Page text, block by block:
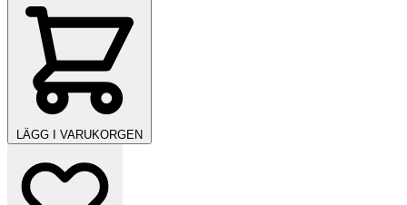
LÄGG I VARUKORGEN